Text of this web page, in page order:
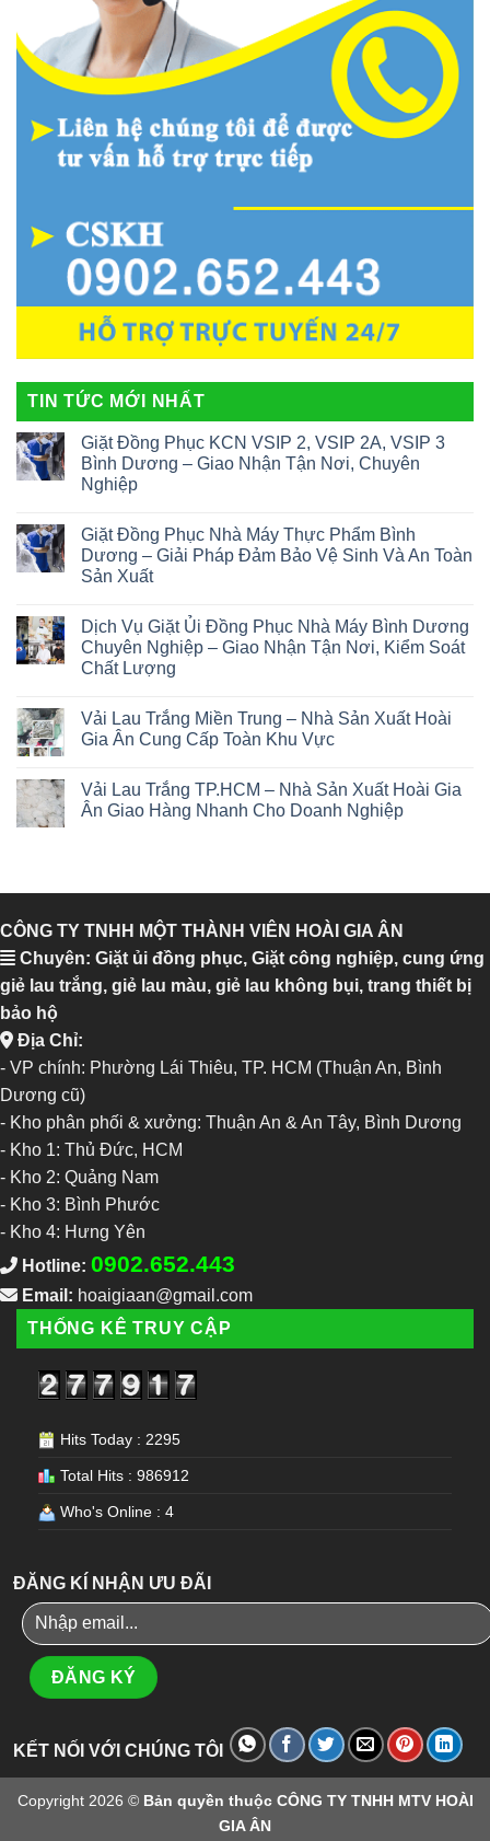
TIN TỨC MỚI NHẤT
Giặt Đồng Phục KCN VSIP 2, VSIP 2A, VSIP 3
Bình Dương – Giao Nhận Tận Nơi, Chuyên
Nghiệp
Giặt Đồng Phục Nhà Máy Thực Phẩm Bình
Dương – Giải Pháp Đảm Bảo Vệ Sinh Và An Toàn
Sản Xuất
Dịch Vụ Giặt Ủi Đồng Phục Nhà Máy Bình Dương
Chuyên Nghiệp – Giao Nhận Tận Nơi, Kiểm Soát
Chất Lượng
Vải Lau Trắng Miền Trung – Nhà Sản Xuất Hoài
Gia Ân Cung Cấp Toàn Khu Vực
Vải Lau Trắng TP.HCM – Nhà Sản Xuất Hoài Gia
Ân Giao Hàng Nhanh Cho Doanh Nghiệp
CÔNG TY TNHH MỘT THÀNH VIÊN HOÀI GIA ÂN
Chuyên: Giặt ủi đồng phục, Giặt công nghiệp, cung ứng
giẻ lau trắng, giẻ lau màu, giẻ lau không bụi, trang thiết bị
bảo hộ
Địa Chỉ:
- VP chính: Phường Lái Thiêu, TP. HCM (Thuận An, Bình
Dương cũ)
- Kho phân phối & xưởng: Thuận An & An Tây, Bình Dương
- Kho 1: Thủ Đức, HCM
- Kho 2: Quảng Nam
- Kho 3: Bình Phước
- Kho 4: Hưng Yên
Hotline: 0902.652.443
Email: hoaigiaan@gmail.com
THỐNG KÊ TRUY CẬP
Hits Today : 2295
Total Hits : 986912
Who's Online : 4
ĐĂNG KÍ NHẬN ƯU ĐÃI
KẾT NỐI VỚI CHÚNG TÔI
Copyright 2026 © Bản quyền thuộc CÔNG TY TNHH MTV HOÀI
GIA ÂN